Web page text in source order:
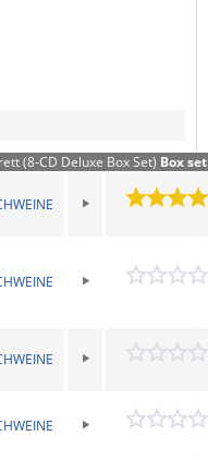
(8-CD Deluxe Box Set) Box